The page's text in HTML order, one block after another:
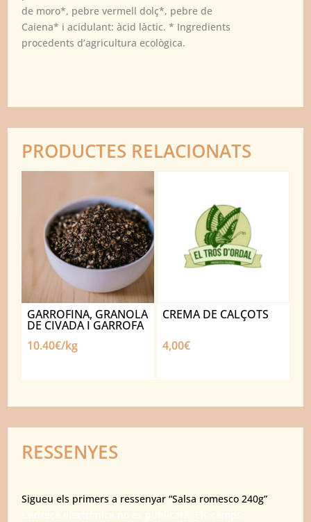
de moro*, pebre vermell dolç*, pebre de
Caiena* i acidulant: àcid làctic. * Ingredients
procedents d’agricultura ecològica.
PRODUCTES RELACIONATS
GARROFINA, GRANOLA
DE CIVADA I GARROFA
10.40€/kg
CREMA DE CALÇOTS
4,00€
RESSENYES
Sigueu els primers a ressenyar “Salsa romesco 240g”